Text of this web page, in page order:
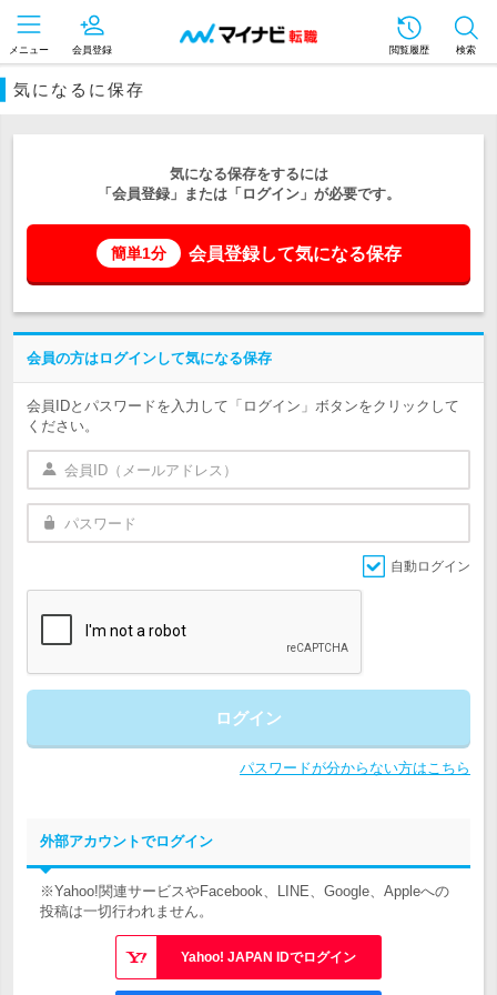
メニュー 会員登録 閲覧履歴 検索
気になるに保存
気になる保存をするには
「会員登録」または「ログイン」が必要です。
簡単1分 会員登録して気になる保存
会員の方はログインして気になる保存
会員IDとパスワードを入力して「ログイン」ボタンをクリックして
ください。
自動ログイン
ログイン
パスワードが分からない方はこちら
外部アカウントでログイン
※Yahoo!関連サービスやFacebook、LINE、Google、Appleへの
投稿は一切行われません。
Yahoo! JAPAN IDでログイン